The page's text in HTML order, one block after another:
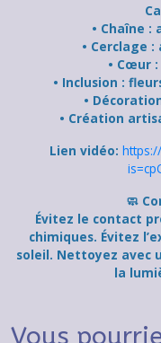
• Chaîne :
• Cerclage
• Cœur
• Inclusion :
•
• Création
Lien vidéo:
🧼
Évitez le contact
chimiques. Évitez
soleil. Nettoyez avec
la
Vous